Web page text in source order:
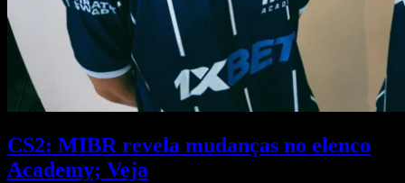
CS2: MIBR revela mudanças no elenco
Academy; Veja